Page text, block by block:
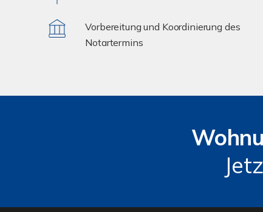
Vorbereitung und Koordinierung des
Notartermins